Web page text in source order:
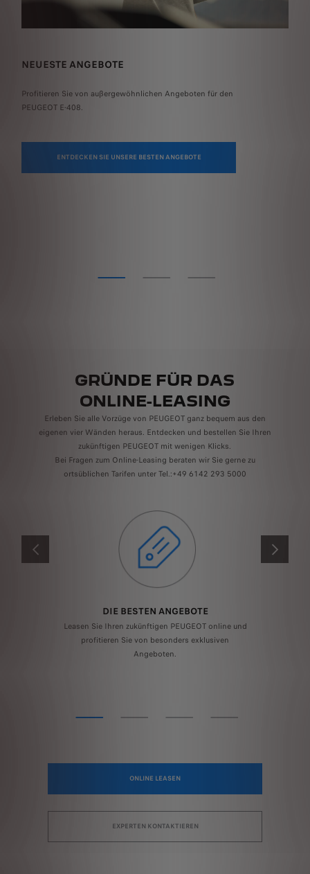
NEUESTE ANGEBOTE
Profitieren Sie von außergewöhnlichen Angeboten für den
PEUGEOT E-408.
ENTDECKEN SIE UNSERE BESTEN ANGEBOTE
GRÜNDE FÜR DAS
ONLINE-LEASING
Erleben Sie alle Vorzüge von PEUGEOT ganz bequem aus den
eigenen vier Wänden heraus. Entdecken und bestellen Sie Ihren
zukünftigen PEUGEOT mit wenigen Klicks.
Bei Fragen zum Online-Leasing beraten wir Sie gerne zu
ortsüblichen Tarifen unter Tel.:+49 6142 293 5000
ZURÜCK WEITER
DIE BESTEN ANGEBOTE
Leasen Sie Ihren zukünftigen PEUGEOT online und
profitieren Sie von besonders exklusiven
Angeboten.
ONLINE LEASEN
EXPERTEN KONTAKTIEREN